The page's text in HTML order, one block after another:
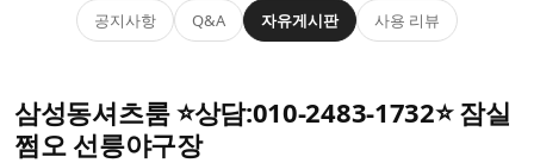
공지사항 Q&A 자유게시판 사용 리뷰
삼성동셔츠룸 ⭐상담:010-2483-1732⭐ 잠실
쩜오 선릉야구장